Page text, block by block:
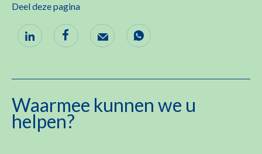
Deel deze pagina
Waarmee kunnen we u
helpen?